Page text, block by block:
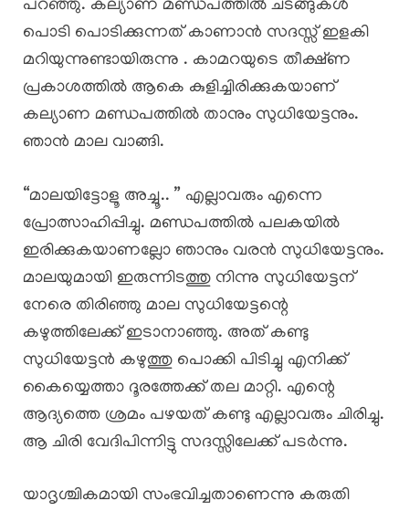
പറഞ്ഞു. കല്യാണ മണ്ഡപത്തിൽ ചടങ്ങുകൾ
പൊടി പൊടിക്കുന്നത് കാണാൻ സദസ്സ് ഇളകി
മറിയുന്നുണ്ടായിരുന്നു . കാമറയുടെ തീക്ഷ്ണ
പ്രകാശത്തിൽ ആകെ കുളിച്ചിരിക്കുകയാണ്
കല്യാണ മണ്ഡപത്തിൽ താനും സുധിയേട്ടനും.
ഞാൻ മാല വാങ്ങി.
“മാലയിട്ടോളൂ അച്ചൂ.. ” എല്ലാവരും എന്നെ
പ്രോത്സാഹിപ്പിച്ചു. മണ്ഡപത്തിൽ പലകയിൽ
ഇരിക്കുകയാണല്ലോ ഞാനും വരൻ സുധിയേട്ടനും.
മാലയുമായി ഇരുന്നിടത്തു നിന്നു സുധിയേട്ടന്
നേരെ തിരിഞ്ഞു മാല സുധിയേട്ടന്റെ
കഴുത്തിലേക്ക് ഇടാനാഞ്ഞു. അത് കണ്ടു
സുധിയേട്ടൻ കഴുത്തു പൊക്കി പിടിച്ചു എനിക്ക്
കൈയ്യെത്താ ദൂരത്തേക്ക് തല മാറ്റി. എന്റെ
ആദ്യത്തെ ശ്രമം പഴയത് കണ്ടു എല്ലാവരും ചിരിച്ചു.
ആ ചിരി വേദിപിന്നിട്ടു സദസ്സിലേക്ക് പടർന്നു.
യാദൃശ്ചികമായി സംഭവിച്ചതാണെന്നു കരുതി